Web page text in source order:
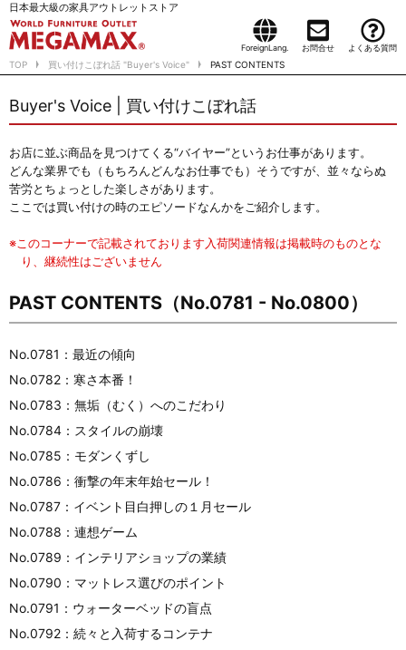
日本最大級の家具アウトレットストア
ForeignLang. お問合せ よくある質問
TOP 買い付けこぼれ話 "Buyer's Voice" PAST CONTENTS
Buyer's Voice | 買い付けこぼれ話
お店に並ぶ商品を見つけてくる“バイヤー”というお仕事があります。
どんな業界でも（もちろんどんなお仕事でも）そうですが、並々ならぬ
苦労とちょっとした楽しさがあります。
ここでは買い付けの時のエピソードなんかをご紹介します。
※このコーナーで記載されております入荷関連情報は掲載時のものとな
り、継続性はございません
PAST CONTENTS（No.0781 - No.0800）
No.0781：最近の傾向
No.0782：寒さ本番！
No.0783：無垢（むく）へのこだわり
No.0784：スタイルの崩壊
No.0785：モダンくずし
No.0786：衝撃の年末年始セール！
No.0787：イベント目白押しの１月セール
No.0788：連想ゲーム
No.0789：インテリアショップの業績
No.0790：マットレス選びのポイント
No.0791：ウォーターベッドの盲点
No.0792：続々と入荷するコンテナ